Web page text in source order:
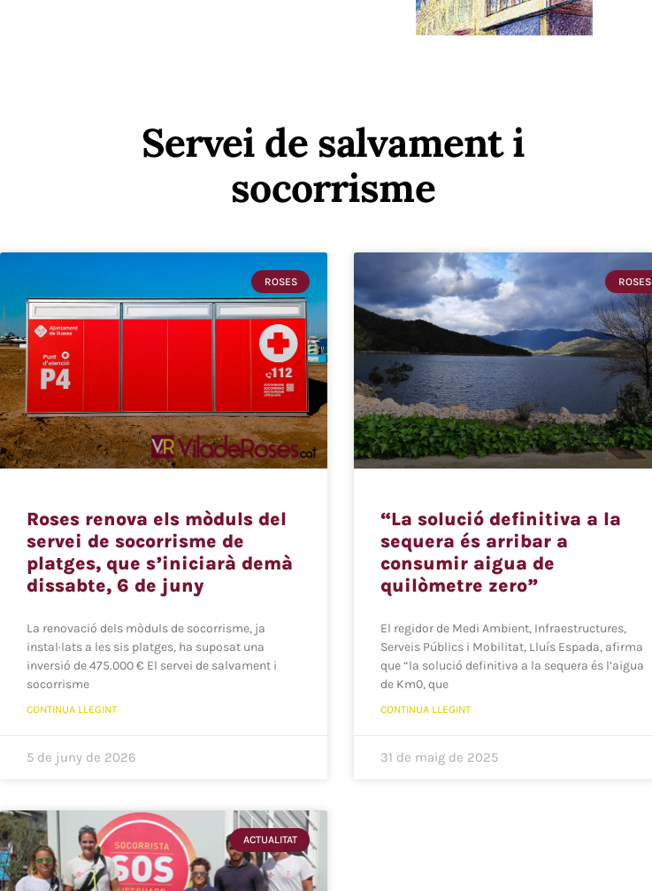
Servei de salvament i
socorrisme
ROSES
Roses renova els mòduls del
servei de socorrisme de
platges, que s’iniciarà demà
dissabte, 6 de juny
La renovació dels mòduls de socorrisme, ja
instal·lats a les sis platges, ha suposat una
inversió de 475.000 € El servei de salvament i
socorrisme
CONTINUA LLEGINT
5 de juny de 2026
ROSES
“La solució definitiva a la
sequera és arribar a
consumir aigua de
quilòmetre zero”
El regidor de Medi Ambient, Infraestructures,
Serveis Públics i Mobilitat, Lluís Espada, afirma
que “la solució definitiva a la sequera és l’aigua
de Km0, que
CONTINUA LLEGINT
31 de maig de 2025
ACTUALITAT